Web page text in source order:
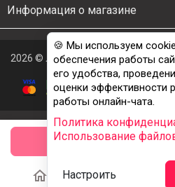
Информация о магазине
2026 © Люкс Постель
🍪 Мы используем
обеспечения работы
его удобства,
оценки эффективности
работы онлайн-чата.
Политика
Использование
Настроить
 